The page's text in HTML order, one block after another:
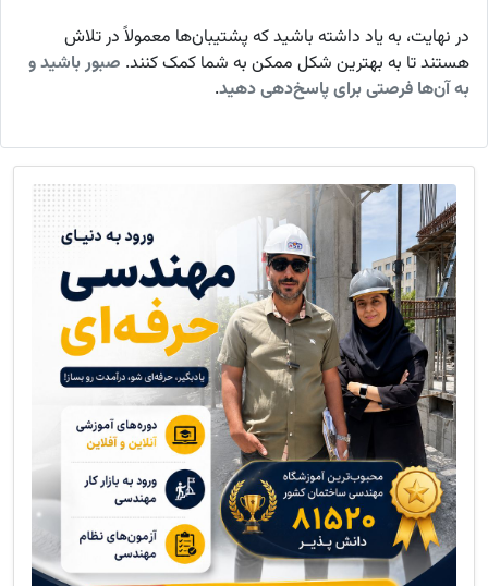
در نهایت، به یاد داشته باشید که پشتیبان‌ها معمولاً در تلاش
هستند تا به بهترین شکل ممکن به شما کمک کنند. صبور باشید و
به آن‌ها فرصتی برای پاسخ‌دهی دهید.